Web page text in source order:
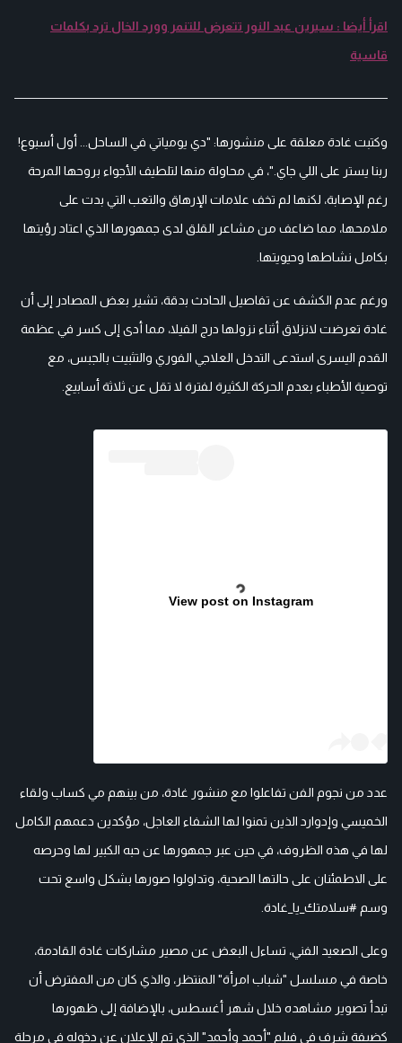
اقرأ أيضا : سيرين عبد النور تتعرض للتنمر وورد الخال ترد بكلمات
قاسية
وكتبت غادة معلقة على منشورها: "دي يومياتي في الساحل... أول أسبوع!
ربنا يستر على اللي جاي."، في محاولة منها لتلطيف الأجواء بروحها المرحة
رغم الإصابة، لكنها لم تخف علامات الإرهاق والتعب التي بدت على
ملامحها، مما ضاعف من مشاعر القلق لدى جمهورها الذي اعتاد رؤيتها
بكامل نشاطها وحيويتها.
ورغم عدم الكشف عن تفاصيل الحادث بدقة، تشير بعض المصادر إلى أن
غادة تعرضت لانزلاق أثناء نزولها درج الفيلا، مما أدى إلى كسر في عظمة
القدم اليسرى استدعى التدخل العلاجي الفوري والتثبيت بالجبس، مع
توصية الأطباء بعدم الحركة الكثيرة لفترة لا تقل عن ثلاثة أسابيع.
View post on Instagram
عدد من نجوم الفن تفاعلوا مع منشور غادة، من بينهم مي كساب ولقاء
الخميسي وإدوارد الذين تمنوا لها الشفاء العاجل، مؤكدين دعمهم الكامل
لها في هذه الظروف، في حين عبر جمهورها عن حبه الكبير لها وحرصه
على الاطمئنان على حالتها الصحية، وتداولوا صورها بشكل واسع تحت
وسم #سلامتك_يا_غادة.
وعلى الصعيد الفني، تساءل البعض عن مصير مشاركات غادة القادمة،
خاصة في مسلسل "شباب امرأة" المنتظر، والذي كان من المفترض أن
تبدأ تصوير مشاهده خلال شهر أغسطس، بالإضافة إلى ظهورها
كضيفة شرف في فيلم "أحمد وأحمد" الذي تم الإعلان عن دخوله في مرحلة